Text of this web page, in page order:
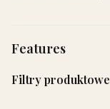
Features
Filtry produktowe